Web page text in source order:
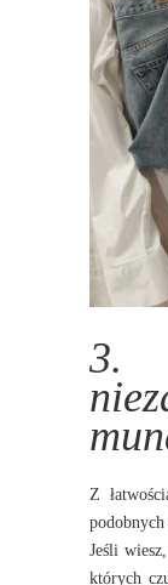
Z
Jeśli
których